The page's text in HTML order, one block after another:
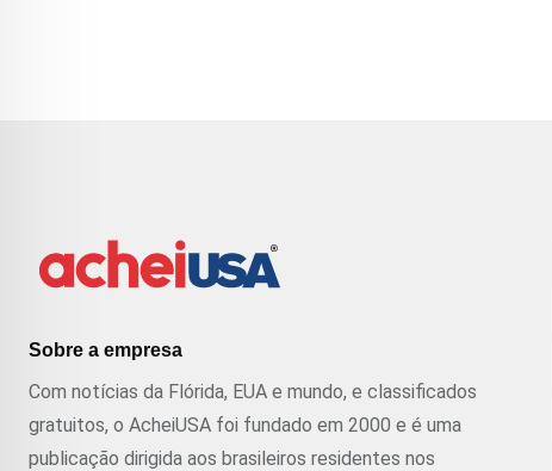
Sobre a empresa
Com notícias da Flórida, EUA e mundo, e classificados
gratuitos, o AcheiUSA foi fundado em 2000 e é uma
publicação dirigida aos brasileiros residentes nos